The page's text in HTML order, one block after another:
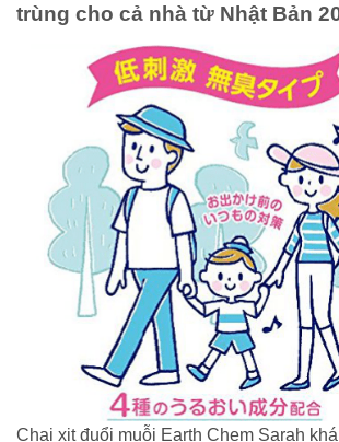
trùng cho cả nhà từ Nhật Bản
Chai xịt đuổi muỗi Earth Chem Sarah